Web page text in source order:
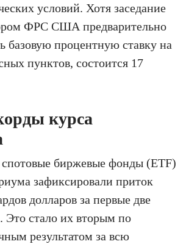
условий. Хотя заседание
ФРС США предварительно
базовую процентную ставку на
пунктов, состоится 17
курса
биржевые фонды (ETF)
зафиксировали приток
долларов за первые две
Это стало их вторым по
результатом за всю